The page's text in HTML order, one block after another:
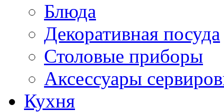
Блюда
Декоративная посуда
Столовые приборы
Аксессуары
Кухня